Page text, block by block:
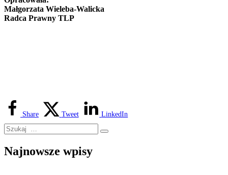
Małgorzata Wieleba-Walicka
Radca Prawny TLP
Share Tweet LinkedIn
Najnowsze wpisy